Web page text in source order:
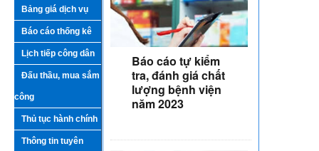
Bảng giá dịch vụ
Báo cáo thống kê
Lịch tiếp công dân
Đấu thầu, mua sắm
công
Thủ tục hành chính
Thông tin tuyên
Báo cáo tự kiểm
tra, đánh giá chất
lượng bệnh viện
năm 2023